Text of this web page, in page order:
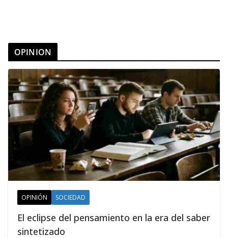
OPINION
OPINIÓN SOCIEDAD
El eclipse del pensamiento en la era del saber
sintetizado